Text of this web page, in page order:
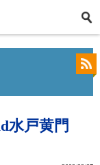
水戸黄門